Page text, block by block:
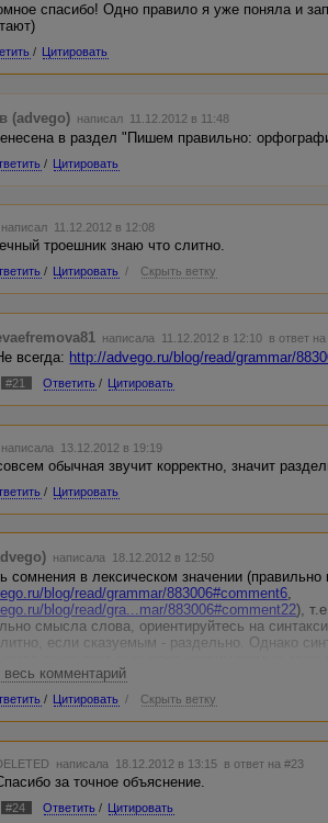
спасибо! Одно правило я уже поняла и
/ Цитировать
(advego) написал 11.12.2012 в 11:48
в раздел "Пишем правильно:
/ Цитировать
написал 11.12.2012 в 12:08
троешник знаю что слитно.
/ Цитировать / Скрыть ветку
написала 11.12.2012 в 12:10 в ответ
всегда: http://advego.ru/blog/read/grammar/
#21 Ответить / Цитировать
написала 13.12.2012 в 19:19
обычная звучит корректно, значит
/ Цитировать
написала 18.12.2012 в 12:50
сомнения в лексическом значении (правильно
blog/read/grammar/883006#comment6,
blog/read/gra...mar/883006#comment22),
смысла слова, ориентируйтесь на
если сказуемым - раздельно. Однако
весь комментарий
/ Цитировать / Скрыть ветку
написала 18.12.2012 в 13:15 в ответ на #23
за точное объяснение.
#24 Ответить / Цитировать